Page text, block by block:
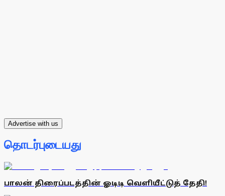
Advertise with us
தொடர்புடையது
பாலன் திரைப்படத்தின் ஓடிடி வெளியீட்டுத் தேதி!